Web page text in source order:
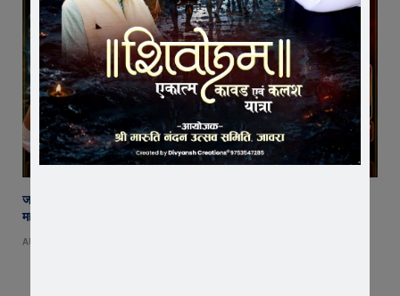
जावरा में बनेगा आस्था का नया केंद्र! आनंदी हनुमान मुक्तिधाम में स्थापित होगी भव्य
महादेव प्रतिमा
AUGUST 8, 2026